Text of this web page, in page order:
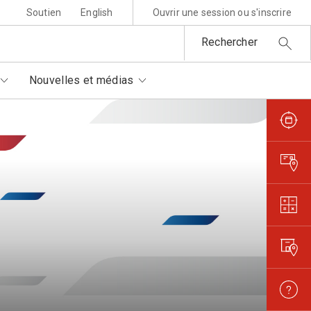
Soutien English Ouvrir une session ou s'inscrire
Rechercher
et règlements
Nouvelles et médias
et interruptions